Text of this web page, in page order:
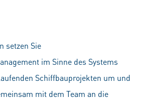
setzen Sie
im Sinne des Systems
Schiffbauprojekten um und
mit dem Team an die